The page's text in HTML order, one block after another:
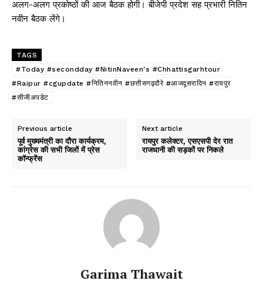
अलग-अलग प्रकोष्ठों की आज बैठक होगी। बीजेपी प्रदेश सह प्रभारी नितिन
नवीन बैठक लेंगे।
TAGS
#Today #secondday #NitinNaveen's #Chhattisgarhtour
#Raipur #cgupdate #नितिननवीन #छत्तीसगढ़दौरे #आजदूसरादिन #रायपुर
#सीजीअपडेट
Previous article
पूर्व मुख्यमंत्री का दौरा कार्यक्रम,
कांग्रेस की सभी जिलों में प्रेस
कॉन्फ्रेंस
Next article
रायपुर कलेक्टर, एसएसपी देर रात
राजधानी की सड़कों पर निकले
Garima Thawait